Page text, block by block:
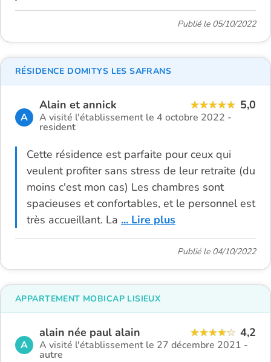
Publié le 05/10/2022
A
Alain et annick 5,0
A visité l'établissement le 4 octobre 2022 -
resident
Cette résidence est parfaite pour ceux qui
veulent profiter sans stress de leur retraite (du
moins c'est mon cas) Les chambres sont
spacieuses et confortables, et le personnel est
très accueillant. La ... Lire plus
RÉSIDENCE DOMITYS LES SAFRANS
Publié le 04/10/2022
A
alain née paul alain 4,2
A visité l'établissement le 27 décembre 2021 -
autre
APPARTEMENT MOBICAP LISIEUX